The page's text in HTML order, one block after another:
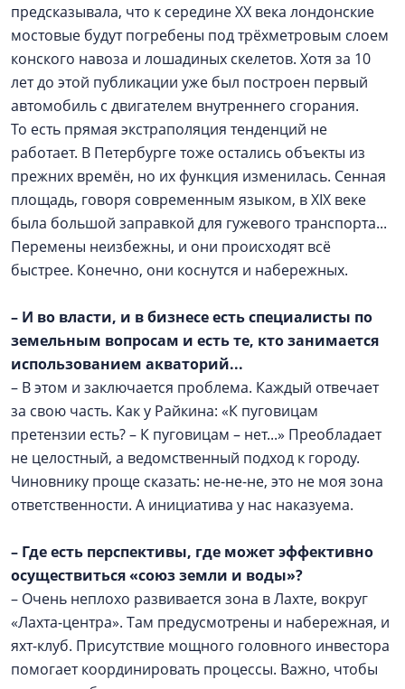
предсказывала, что к середине ХХ века лондонские
мостовые будут погребены под трёхметровым слоем
конского навоза и лошадиных скелетов. Хотя за 10
лет до этой публикации уже был построен первый
автомобиль с двигателем внутреннего сгорания.
То есть прямая экстраполяция тенденций не
работает. В Петербурге тоже остались объекты из
прежних времён, но их функция изменилась. Сенная
площадь, говоря современным языком, в XIX веке
была большой заправкой для гужевого транспорта...
Перемены неизбежны, и они происходят всё
быстрее. Конечно, они коснутся и набережных.
– И во власти, и в бизнесе есть специалисты по
земельным вопросам и есть те, кто занимается
использованием акваторий...
– В этом и заключается проблема. Каждый отвечает
за свою часть. Как у Райкина: «К пуговицам
претензии есть? – К пуговицам – нет...» Преобладает
не целостный, а ведомственный подход к городу.
Чиновнику проще сказать: не-не-не, это не моя зона
ответственности. А инициатива у нас наказуема.
– Где есть перспективы, где может эффективно
осуществиться «союз земли и воды»?
– Очень неплохо развивается зона в Лахте, вокруг
«Лахта-центра». Там предусмотрены и набережная, и
яхт-клуб. Присутствие мощного головного инвестора
помогает координировать процессы. Важно, чтобы